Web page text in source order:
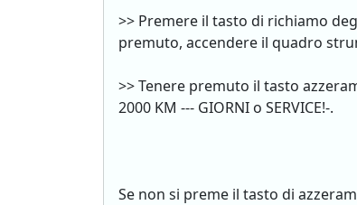
>> Premere il tasto di richiamo
premuto, accendere il quadro
>> Tenere premuto il tasto
2000 KM --- GIORNI o SERVICE!-.
Se non si preme il tasto di